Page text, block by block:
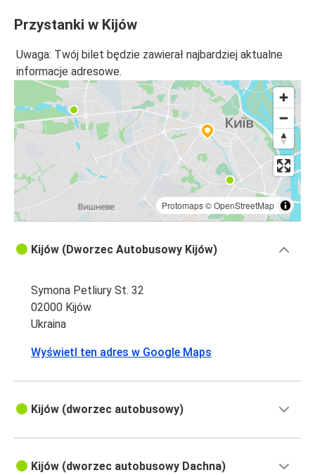
Przystanki w Kijów
Uwaga: Twój bilet będzie zawierał najbardziej aktualne
informacje adresowe.
Protomaps©OpenStreetMap
Kijów (Dworzec Autobusowy Kijów)
Symona Petliury St. 32
02000 Kijów
Ukraina
Wyświetl ten adres w Google Maps
Kijów (dworzec autobusowy)
Kijów (dworzec autobusowy Dachna)